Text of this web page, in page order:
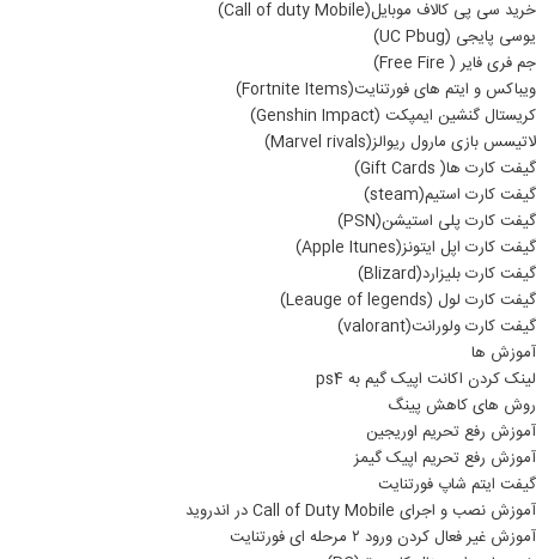
خرید سی پی کالاف موبایل(Call of duty Mobile)
یوسی پایجی (UC Pbug)
جم فری فایر ( Free Fire)
ویباکس و ایتم های فورتنایت(Fortnite Items)
کریستال گنشین ایمپکت (Genshin Impact)
لاتیسس بازی مارول ریوالز(Marvel rivals)
گیفت کارت ها( Gift Cards)
گیفت کارت استیم(steam)
گیفت کارت پلی استیشن(PSN)
گیفت کارت اپل ایتونز(Apple Itunes)
گیفت کارت بلیزارد(Blizard)
گیفت کارت لول (Leauge of legends)
گیفت کارت ولورانت(valorant)
آموزش ها
لینک کردن اکانت اپیک گیم به ps4
روش های کاهش پینگ
آموزش رفع تحریم اوریجین
آموزش رفع تحریم اپیک گیمز
گیفت ایتم شاپ فورتنایت
آموزش نصب و اجرای Call of Duty Mobile در اندروید
آموزش غیر فعال کردن ورود ۲ مرحله ای فورتنایت